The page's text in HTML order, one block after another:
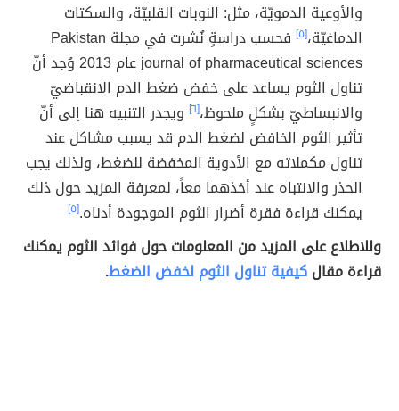
والأوعية الدمويّة، مثل: النوبات القلبيّة، والسكتات
الدماغيّة،[٥]
فحسب دراسةٍ نُشرت في مجلة Pakistan
journal of pharmaceutical sciences عام 2013 وُجد أنّ
تناول الثوم يساعد على خفض ضغط الدم الانقباضيّ
والانبساطيّ بشكلٍ ملحوظ،[٦] ويجدر التنبيه هنا إلى أنّ
تأثير الثوم الخافض لضغط الدم قد يسبب مشاكل عند
تناول مكملاته مع الأدوية المخفضة للضغط، ولذلك يجب
الحذر والانتباه عند أخذهما معاً، لمعرفة المزيد حول ذلك
يمكنك قراءة فقرة أضرار الثوم الموجودة أدناه.[٥]
وللاطلاع على المزيد من المعلومات حول فوائد الثوم يمكنك
قراءة مقالكيفية تناول الثوم لخفض الضغط.